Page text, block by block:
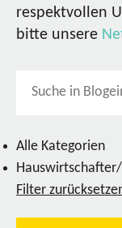
respektvollen
bitte unsere
Alle Kategorien
Filter